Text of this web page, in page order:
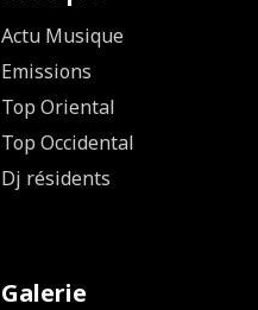
Actu Musique
Emissions
Top Oriental
Top Occidental
Dj résidents
Galerie